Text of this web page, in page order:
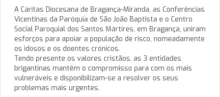
A Cáritas Diocesana de Bragança-Miranda, as Conferências
Vicentinas da Paróquia de São João Baptista e o Centro
Social Paroquial dos Santos Mártires, em Bragança, uniram
esforços para apoiar a população de risco, nomeadamente
os idosos e os doentes crónicos.
Tendo presente os valores cristãos, as 3 entidades
brigantinas mantêm o compromisso para com os mais
vulneráveis e disponibilizam-se a resolver os seus
problemas mais urgentes.